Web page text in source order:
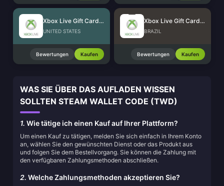
Xbox Live Gift Card (US)
UNITED STATES
Bewertungen Kaufen
Xbox Live Gift Card (BR)
BRAZIL
Bewertungen Kaufen
WAS SIE ÜBER DAS AUFLADEN WISSEN
SOLLTEN STEAM WALLET CODE (TWD)
1. Wie tätige ich einen Kauf auf Ihrer Plattform?
Um einen Kauf zu tätigen, melden Sie sich einfach in Ihrem Konto
an, wählen Sie den gewünschten Dienst oder das Produkt aus
und folgen Sie dem Bestellvorgang. Sie können die Zahlung mit
den verfügbaren Zahlungsmethoden abschließen.
2. Welche Zahlungsmethoden akzeptieren Sie?